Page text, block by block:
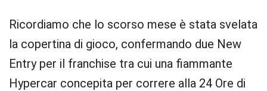
Ricordiamo che lo scorso mese è stata svelata
la copertina di gioco, confermando due New
Entry per il franchise tra cui una fiammante
Hypercar concepita per correre alla 24 Ore di